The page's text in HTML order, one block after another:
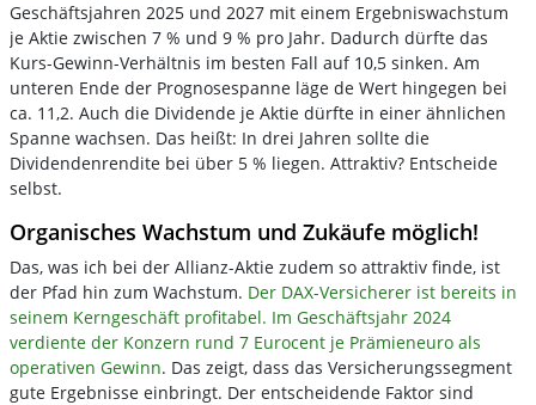
Geschäftsjahren 2025 und 2027 mit einem Ergebniswachstum
je Aktie zwischen 7 % und 9 % pro Jahr. Dadurch dürfte das
Kurs-Gewinn-Verhältnis im besten Fall auf 10,5 sinken. Am
unteren Ende der Prognosespanne läge de Wert hingegen bei
ca. 11,2. Auch die Dividende je Aktie dürfte in einer ähnlichen
Spanne wachsen. Das heißt: In drei Jahren sollte die
Dividendenrendite bei über 5 % liegen. Attraktiv? Entscheide
selbst.
Organisches Wachstum und Zukäufe möglich!
Das, was ich bei der Allianz-Aktie zudem so attraktiv finde, ist
der Pfad hin zum Wachstum. Der DAX-Versicherer ist bereits in
seinem Kerngeschäft profitabel. Im Geschäftsjahr 2024
verdiente der Konzern rund 7 Eurocent je Prämieneuro als
operativen Gewinn. Das zeigt, dass das Versicherungssegment
gute Ergebnisse einbringt. Der entscheidende Faktor sind